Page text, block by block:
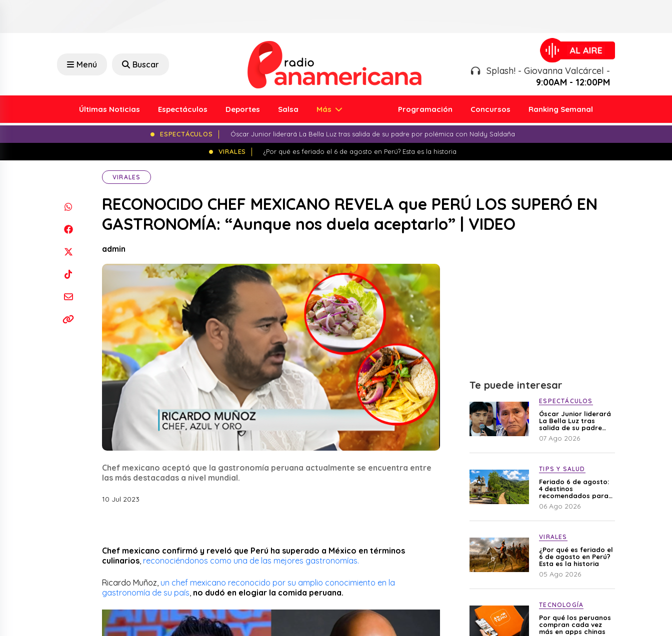
Menú Buscar
Splash! - Giovanna Valcárcel -
9:00AM - 12:00PM
Últimas Noticias Espectáculos Deportes Salsa Más Programación Concursos Ranking Semanal
ESPECTÁCULOS Óscar Junior liderará La Bella Luz tras salida de su padre por polémica con Naldy Saldaña
VIRALES ¿Por qué es feriado el 6 de agosto en Perú? Esta es la historia
VIRALES
RECONOCIDO CHEF MEXICANO REVELA que PERÚ LOS SUPERÓ EN
GASTRONOMÍA: “Aunque nos duela aceptarlo” | VIDEO
admin
Chef mexicano aceptó que la gastronomía peruana actualmente se encuentra entre
las más destacadas a nivel mundial.
10 Jul 2023
Chef mexicano confirmó y reveló que Perú ha superado a México en términos
culinarios reconociéndonos como una de las mejores gastronomías.
Ricardo Muñoz, un chef mexicano reconocido por su amplio conocimiento en la
gastronomía de su país no dudó en elogiar la comida peruana.
Te puede interesar
ESPECTÁCULOS
Óscar Junior liderará
La Bella Luz tras
salida de su padre
por polémica con
Naldy Saldaña
07 Ago 2026
TIPS Y SALUD
Feriado 6 de agosto:
4 destinos
recomendados para
disfrutar el descanso
06 Ago 2026
VIRALES
¿Por qué es feriado el
6 de agosto en Perú?
Esta es la historia
05 Ago 2026
TECNOLOGÍA
Por qué los peruanos
compran cada vez
más en apps chinas